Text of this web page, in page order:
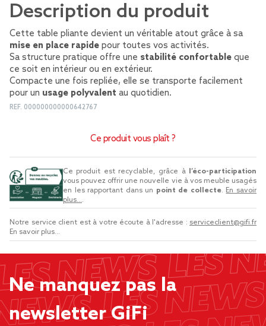
Description du produit
Cette table pliante devient un véritable atout grâce à sa
mise en place rapide pour toutes vos activités.
Sa structure pratique offre une stabilité confortable que
ce soit en intérieur ou en extérieur.
Compacte une fois repliée, elle se transporte facilement
pour un usage polyvalent au quotidien.
REF. 000000000000642767
Ce produit vous plaît ?
Ce produit est recyclable, grâce à
l’éco-participation
vous pouvez offrir une nouvelle vie à vos meuble usagés
en les rapportant dans un point de collecte. En savoir
plus....
Notre service client est à votre écoute à l'adresse : serviceclient@gifi.fr
En savoir plus...
Ne manquez pas la
newsletter GiFi